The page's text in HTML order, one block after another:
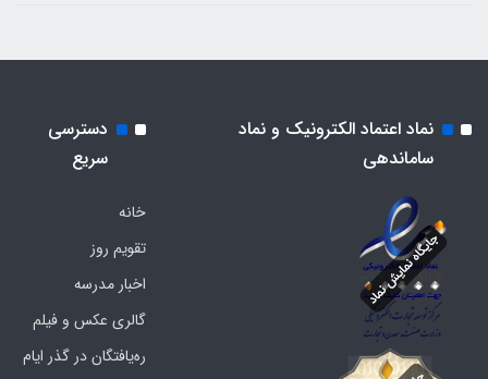
نماد اعتماد الکترونیک و نماد
ساماندهی
دسترسی
سریع
خانه
تقویم روز
اخبار مدرسه
گالری عکس و فیلم
ره‌یافتگان در گذر ایام